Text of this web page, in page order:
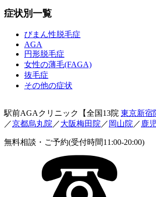
症状別一覧
びまん性脱毛症
AGA
円形脱毛症
女性の薄毛(FAGA)
抜毛症
その他の症状
駅前AGAクリニック【全国13院 東京新宿
／京都烏丸院 ／大阪梅田院 ／ 岡山院 ／ 鹿
無料相談・ご予約(受付時間11:00-20:00)